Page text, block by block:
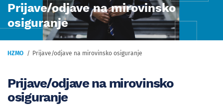
Prijave/odjave na mirovinsko
osiguranje
HZMO Prijave/odjave na mirovinsko osiguranje
Prijave/odjave na mirovinsko
osiguranje